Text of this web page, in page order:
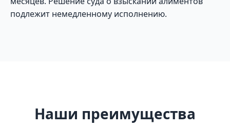
подлежит немедленному исполнению.
Наши преимущества